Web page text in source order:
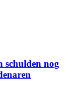
schulden nog